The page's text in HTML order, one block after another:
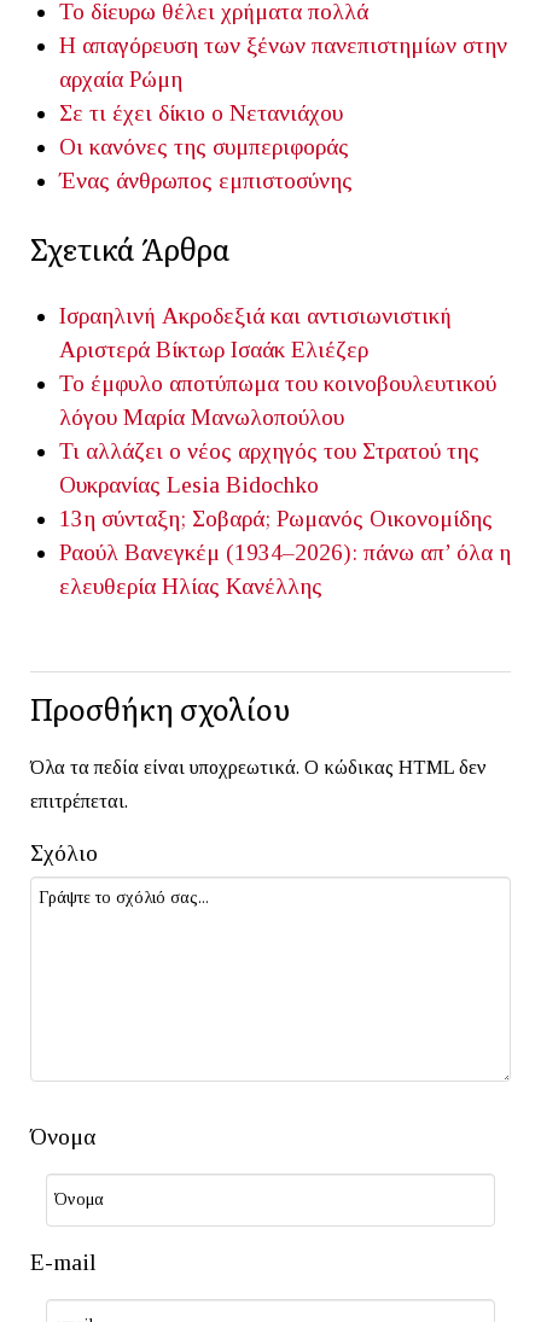
Το δίευρω θέλει χρήματα πολλά
Η απαγόρευση των ξένων πανεπιστημίων στην
αρχαία Ρώμη
Σε τι έχει δίκιο ο Νετανιάχου
Οι κανόνες της συμπεριφοράς
Ένας άνθρωπος εμπιστοσύνης
Σχετικά Άρθρα
Ισραηλινή Ακροδεξιά και αντισιωνιστική
Αριστερά Βίκτωρ Ισαάκ Ελιέζερ
Το έμφυλο αποτύπωμα του κοινοβουλευτικού
λόγου Μαρία Μανωλοπούλου
Τι αλλάζει ο νέος αρχηγός του Στρατού της
Ουκρανίας Lesia Bidochko
13η σύνταξη; Σοβαρά; Ρωμανός Οικονομίδης
Ραούλ Βανεγκέμ (1934–2026): πάνω απ’ όλα η
ελευθερία Ηλίας Κανέλλης
Προσθήκη σχολίου
Όλα τα πεδία είναι υποχρεωτικά. Ο κώδικας HTML δεν
επιτρέπεται.
Σχόλιο
Όνομα
E-mail